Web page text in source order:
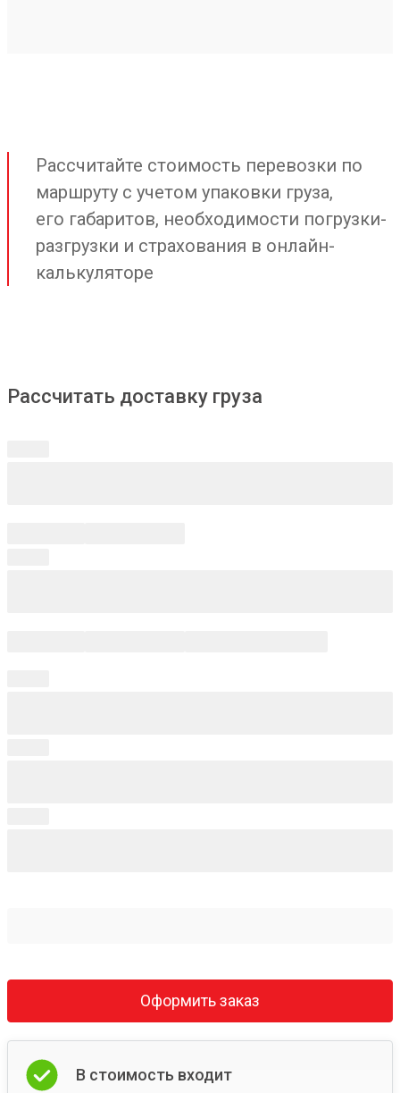
Рассчитайте стоимость перевозки по
маршруту с учетом упаковки груза,
его габаритов, необходимости погрузки-
разгрузки и страхования в онлайн-
калькуляторе
Рассчитать доставку груза
Оформить заказ
В стоимость входит